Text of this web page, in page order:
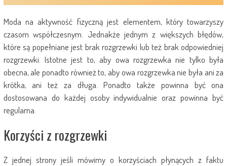
Moda na aktywność fizyczną jest elementem, który towarzyszy
czasom współczesnym. Jednakże jednym z większych błędów,
które są popełniane jest brak rozgrzewki lub też brak odpowiedniej
rozgrzewki. Istotne jest to, aby owa rozgrzewka nie tylko była
obecna, ale ponadto również to, aby owa rozgrzewka nie była ani za
krótka, ani też za długa. Ponadto także powinna być ona
dostosowana do każdej osoby indywidualnie oraz powinna być
regularna.
Korzyści z rozgrzewki
Z jednej strony jeśli mówimy o korzyściach płynących z faktu